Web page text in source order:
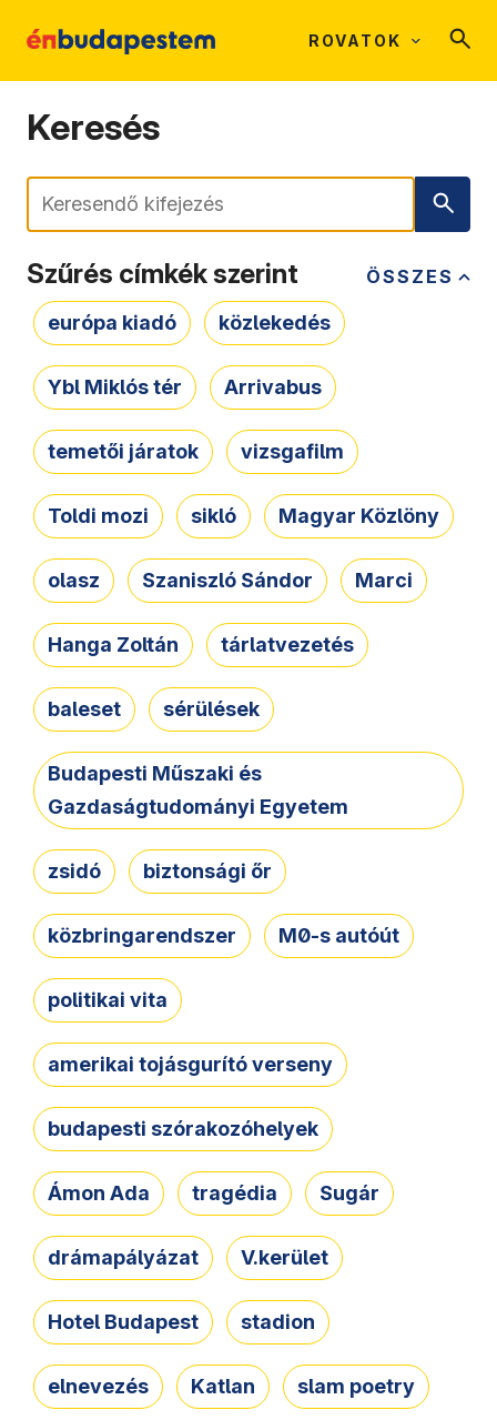
ROVATOK
Keresés
Keresés
ÖSSZES
Szűrés címkék szerint
európa kiadó közlekedés
Ybl Miklós tér Arrivabus
temetői járatok vizsgafilm
Toldi mozi sikló Magyar Közlöny
olasz Szaniszló Sándor Marci
Hanga Zoltán tárlatvezetés
baleset sérülések
Budapesti Műszaki és
Gazdaságtudományi Egyetem
zsidó biztonsági őr
közbringarendszer M0-s autóút
politikai vita
amerikai tojásgurító verseny
budapesti szórakozóhelyek
Ámon Ada tragédia Sugár
drámapályázat V.kerület
Hotel Budapest stadion
elnevezés Katlan slam poetry